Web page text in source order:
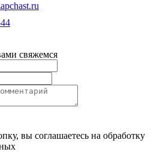
свяжемся
вы соглашаетесь на обработку